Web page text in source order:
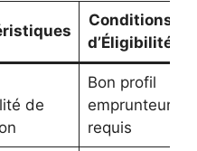
Conditions
d’Éligibilité
de
Bon profil
emprunteur
requis